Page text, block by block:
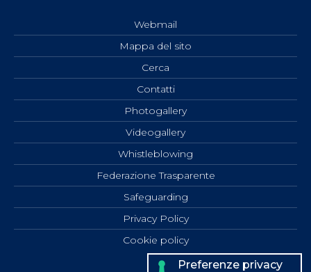
Webmail
Mappa del sito
Cerca
Contatti
Photogallery
Videogallery
Whistleblowing
Federazione Trasparente
Safeguarding
Privacy Policy
Cookie policy